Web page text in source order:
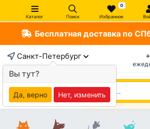
Каталог Поиск
0
Избранное
Бесплатная доставка по
Санкт-Петербург
Вы тут?
Да, верно Нет, изменить